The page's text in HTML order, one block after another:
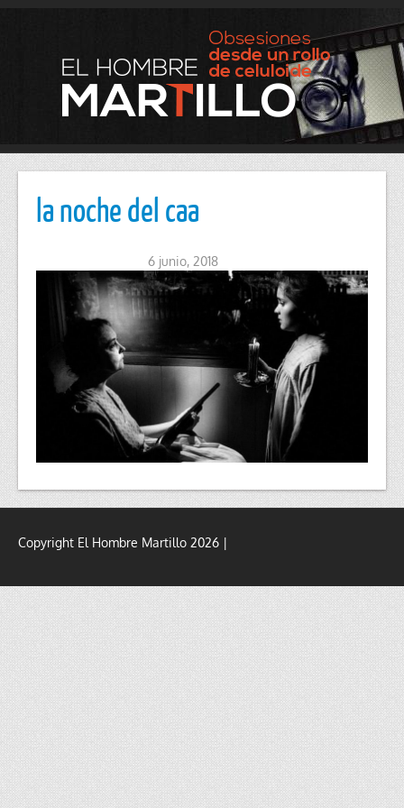
la noche del caa
6 junio, 2018
Copyright El Hombre Martillo 2026 |